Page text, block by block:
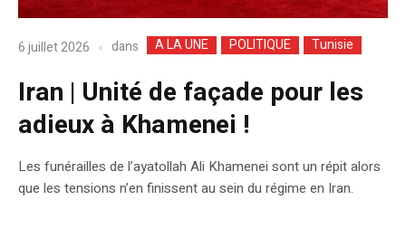
6 juillet 2026 dans A LA UNE POLITIQUE Tunisie
Iran | Unité de façade pour les
adieux à Khamenei !
Les funérailles de l’ayatollah Ali Khamenei sont un répit alors
que les tensions n’en finissent au sein du régime en Iran.